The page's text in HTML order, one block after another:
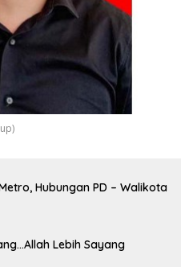
Hubungan PD – Walikota
Lebih Sayang